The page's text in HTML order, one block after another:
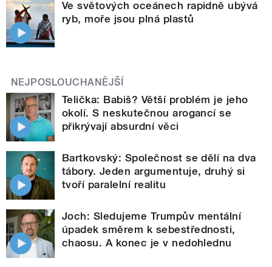
Ve světových oceánech rapidně ubývá
ryb, moře jsou plná plastů
NEJPOSLOUCHANĚJŠÍ
Telička: Babiš? Větší problém je jeho
okolí. S neskutečnou arogancí se
přikrývají absurdní věci
Bartkovský: Společnost se dělí na dva
tábory. Jeden argumentuje, druhý si
tvoří paralelní realitu
Joch: Sledujeme Trumpův mentální
úpadek směrem k sebestřednosti,
chaosu. A konec je v nedohlednu